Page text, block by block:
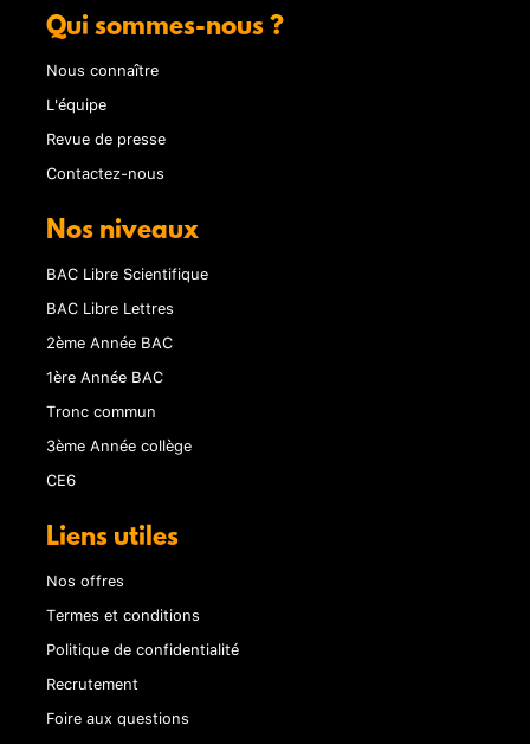
Qui sommes-nous ?
Nous connaître
L'équipe
Revue de presse
Contactez-nous
Nos niveaux
BAC Libre Scientifique
BAC Libre Lettres
2ème Année BAC
1ère Année BAC
Tronc commun
3ème Année collège
CE6
Liens utiles
Nos offres
Termes et conditions
Politique de confidentialité
Recrutement
Foire aux questions